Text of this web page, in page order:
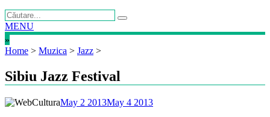
MENU
»
Home > Muzica > Jazz >
Sibiu Jazz Festival
May 2 2013May 4 2013